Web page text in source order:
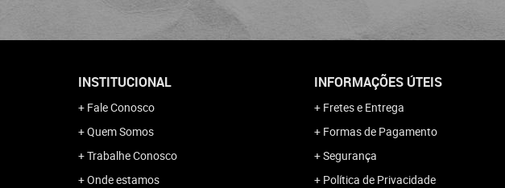
INSTITUCIONAL
Fale Conosco
Quem Somos
Trabalhe Conosco
Onde estamos
INFORMAÇÕES ÚTEIS
Fretes e Entrega
Formas de Pagamento
Segurança
Política de Privacidade